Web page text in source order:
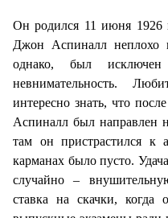
Он родился 11 июня 1926
Джон Аспиналл неплохо
однако, был
невнимательность.
интересно знать, что п
Аспиналл был направлен
там он пристрастился к
карманах было пусто.
случайно –
ставка на скачки, когда